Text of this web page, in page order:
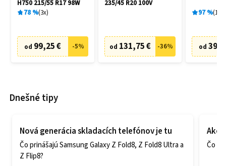
H750 215/55 R17 98W
78% 3x
od 99,25 € -5%
235/45 R20 100V
od 131,75 € -36%
97% 166
od
Dnešné tipy
Nová generácia skladacích telefónov je tu
Čo prinášajú Samsung Galaxy Z Fold8, Z Fold8 Ultra a
Z Flip8?
Ako
Čo